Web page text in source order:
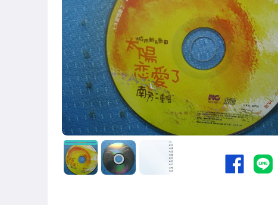
古典光碟
爵士樂
音樂光碟
粵語光碟
客語光碟
日語光碟
韓語光碟